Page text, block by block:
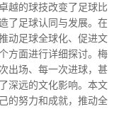
越的球技改变了足球比
了足球认同与发展。在
动足球全球化、促进文
方面进行详细探讨。梅
出场、每一次进球，甚
深远的文化影响。本文
的努力和成就，推动全